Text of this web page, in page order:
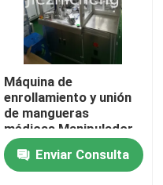
Máquina de
enrollamiento y unión
de mangueras
médicas Manipulador
automatizado de alta
velocidad Equipo
operativo de
Enviar Consulta